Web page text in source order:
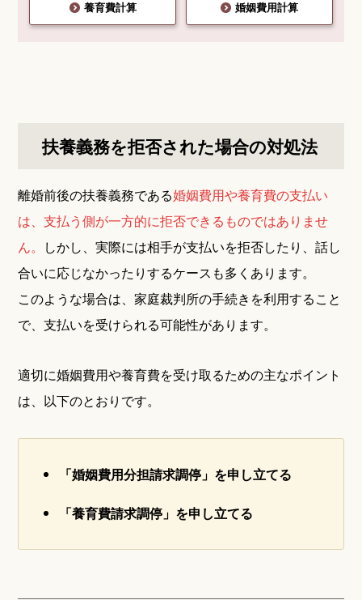
養育費計算 婚姻費用計算
扶養義務を拒否された場合の対処法
離婚前後の扶養義務である婚姻費用や養育費の支払い
は、支払う側が一方的に拒否できるものではありませ
ん。
しかし、実際には相手が支払いを拒否したり、話し
合いに応じなかったりするケースも多くあります。
このような場合は、家庭裁判所の手続きを利用すること
で、支払いを受けられる可能性があります。
適切に婚姻費用や養育費を受け取るための主なポイント
は、以下のとおりです。
「婚姻費用分担請求調停」を申し立てる
「養育費請求調停」を申し立てる